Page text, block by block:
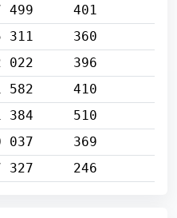
499
401
311
360
022
396
582
410
384
510
037
369
327 246